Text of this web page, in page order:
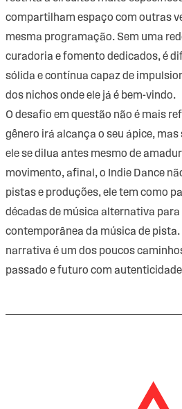
compartilham espaço com outras
mesma programação. Sem uma
curadoria e fomento dedicados, é
sólida e contínua capaz de
dos nichos onde ele já é bem-vindo.
O desafio em questão não é mais
gênero irá alcança o seu ápice, mas
ele se dilua antes mesmo de
movimento, afinal, o Indie Dance
pistas e produções, ele tem como
décadas de música alternativa
contemporânea da música de
narrativa é um dos poucos
passado e futuro com